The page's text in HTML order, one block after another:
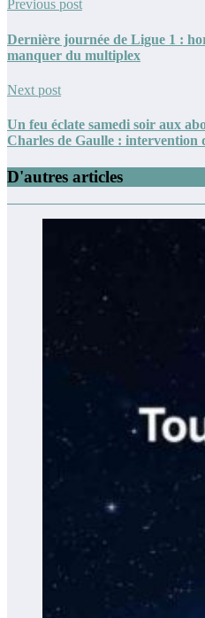
Previous post
Dernière journée de Ligue 1 :
manquer du multiplex
Next post
Un feu éclate samedi soir aux
Charles de Gaulle : intervention
D'autres articles